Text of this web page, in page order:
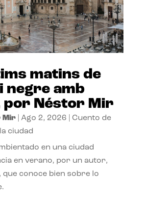
matins de
negre amb
por Néstor Mir
Mir| Ago 2, 2026
Cuento de
ciudad
en una ciudad
en verano, por un autor,
que conoce bien sobre lo